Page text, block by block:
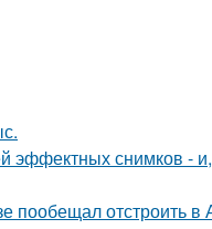
эффектных снимков -
пообещал отстроить